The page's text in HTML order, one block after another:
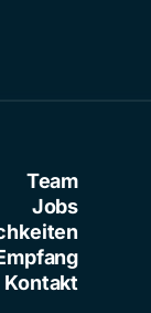
Team
Jobs
Kontakt